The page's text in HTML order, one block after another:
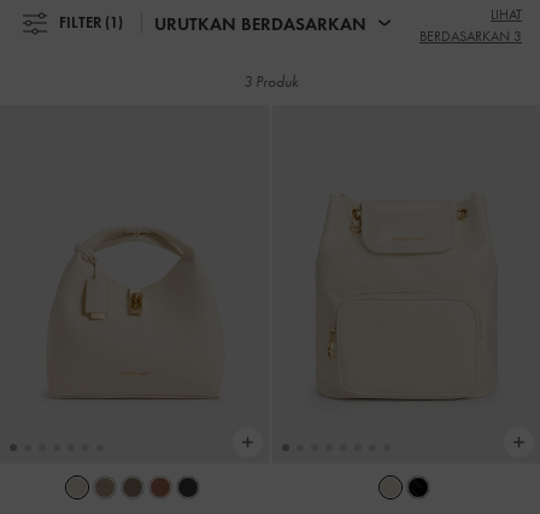
dengan top handle. Tas fungsional dan lapang ini sangat
FILTER (1) URUTKAN BERDASARKAN
LIHAT
BERDASARKAN 3
3 Produk